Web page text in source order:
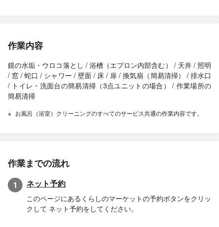
作業内容
鏡の水垢・ウロコ落とし / 浴槽（エプロン内部含む） / 天井 / 照明
/ 窓 / 蛇口 / シャワー / 壁面 / 床 / 扉 / 換気扇（簡易清掃） / 排水口
/ トイレ・洗面台の簡易清掃（3点ユニットの場合） / 作業場所の
簡易清掃
お風呂（浴室）クリーニングのすべてのサービス共通の作業内容です。
作業までの流れ
1 ネット予約
このページにあるくらしのマーケットの予約ボタンをクリッ
クして ネット予約をしてください。